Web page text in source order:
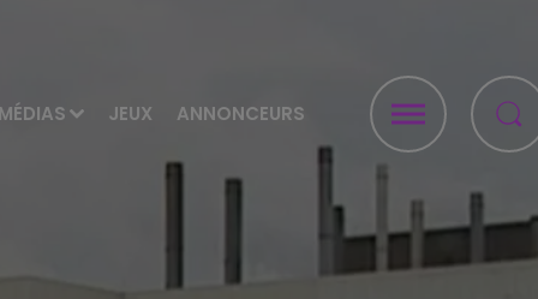
JEUX ANNONCEURS